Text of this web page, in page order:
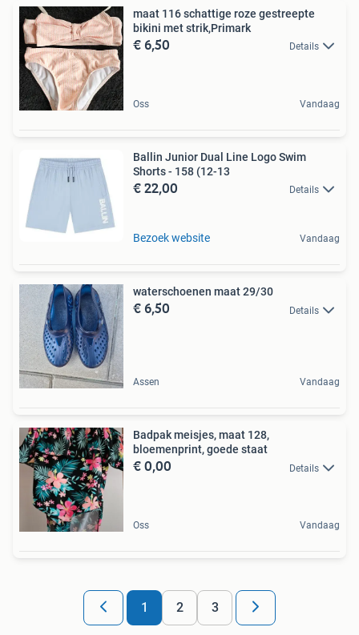
maat 116 schattige roze gestreepte
bikini met strik,Primark
€ 6,50 Details
Oss Vandaag
Ballin Junior Dual Line Logo Swim
Shorts - 158 (12-13
€ 22,00 Details
Bezoek website Vandaag
waterschoenen maat 29/30
€ 6,50 Details
Assen Vandaag
Badpak meisjes, maat 128,
bloemenprint, goede staat
€ 0,00 Details
Oss Vandaag
1 2 3